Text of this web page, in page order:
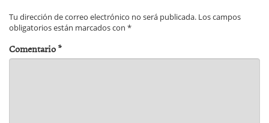
Tu dirección de correo electrónico no será publicada. Los campos
obligatorios están marcados con *
Comentario*